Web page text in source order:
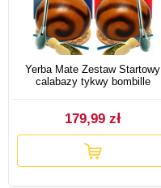
Yerba Mate Zestaw Startowy
calabazy tykwy bombille
179,99 zł